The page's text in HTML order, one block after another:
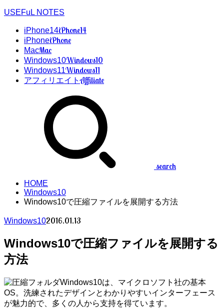
USEFuL NOTES
iPhone14iPhone14
iPhoneiPhone
MacMac
Windows10Windows10
Windows11Windows11
アフィリエイトAffiliate
search
HOME
Windows10
Windows10で圧縮ファイルを展開する方法
Windows102016.01.13
Windows10で圧縮ファイルを展開する
方法
Windows10は、マイクロソフト社の基本
OS。洗練されたデザインとわかりやすいインターフェース
が魅力的で、多くの人から支持を得ています。